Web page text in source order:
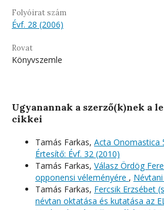
Folyóirat szám
Évf. 28 (2006)
Rovat
Könyvszemle
Ugyanannak a szerző(k)nek a
cikkei
Tamás Farkas, Acta Onomastica
Értesítő: Évf. 32 (2010)
Tamás Farkas, Válasz Ördög
opponensi véleményére ,
Tamás Farkas, Fercsik Erzsébet
névtan oktatása és kutatása az